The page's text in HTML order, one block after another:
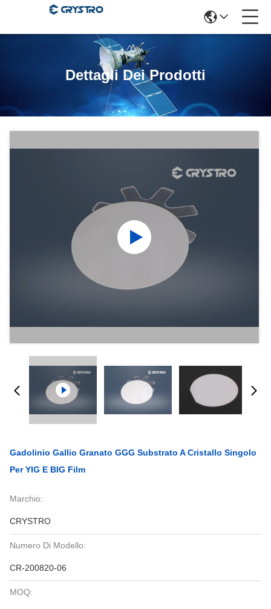
Dettagli Dei Prodotti
Gadolinio Gallio Granato GGG Substrato A Cristallo Singolo
Per YIG E BIG Film
Marchio:
CRYSTRO
Numero Di Modello:
CR-200820-06
MOQ: